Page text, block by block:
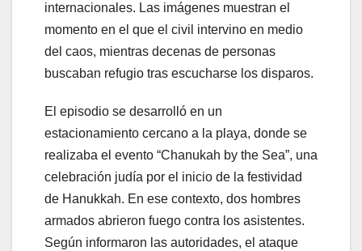
internacionales. Las imágenes muestran el
momento en el que el civil intervino en medio
del caos, mientras decenas de personas
buscaban refugio tras escucharse los disparos.
El episodio se desarrolló en un
estacionamiento cercano a la playa, donde se
realizaba el evento “Chanukah by the Sea”, una
celebración judía por el inicio de la festividad
de Hanukkah. En ese contexto, dos hombres
armados abrieron fuego contra los asistentes.
Según informaron las autoridades, el ataque